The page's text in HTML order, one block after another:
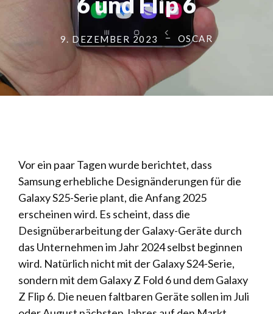
9. DEZEMBER 2023 OSCAR
Vor ein paar Tagen wurde berichtet, dass
Samsung erhebliche Designänderungen für die
Galaxy S25-Serie plant, die Anfang 2025
erscheinen wird. Es scheint, dass die
Designüberarbeitung der Galaxy-Geräte durch
das Unternehmen im Jahr 2024 selbst beginnen
wird. Natürlich nicht mit der Galaxy S24-Serie,
sondern mit dem Galaxy Z Fold 6 und dem Galaxy
Z Flip 6. Die neuen faltbaren Geräte sollen im Juli